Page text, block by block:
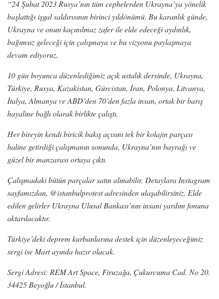
“24 Şubat 2023 Rusya’nın tüm cephelerden Ukrayna’ya yönelik
başlattığı işgal saldırısının birinci yıldönümü. Bu karanlık günde,
Ukrayna ve onun kaçınılmaz zafer ile elde edeceği aydınlık,
bağımsız geleceği için çalışmaya ve bu vizyonu paylaşmaya
devam ediyoruz.
10 gün boyunca düzenlediğimiz açık ustalık dersinde, Ukrayna,
Türkiye, Rusya, Kazakistan, Gürcistan, İran, Polonya, Litvanya,
İtalya, Almanya ve ABD’den 70’den fazla insan, ortak bir barış
hayaline bağlı olarak birlikte çalıştı.
Her bireyin kendi biricik bakış açısını tek bir kolajın parçası
haline getirdiği çalışmanın sonunda, Ukrayna’nın bayrağı ve
güzel bir manzarası ortaya çıktı.
Çalışmadaki bütün parçalar satın alınabilir. Detaylara Instagram
sayfamızdan, @istanbulprotest adresinden ulaşabilirsiniz. Elde
edilen gelirler Ukrayna Ulusal Bankası’nın insani yardım fonuna
aktarılacaktır.
Türkiye’deki deprem kurbanlarına destek için düzenleyeceğimiz
sergi ise Mart ayında hazır olacak.
Sergi Adresi: REM Art Space, Firuzağa, Çukurcuma Cad. No 20.
34425 Beyoğlu / İstanbul.